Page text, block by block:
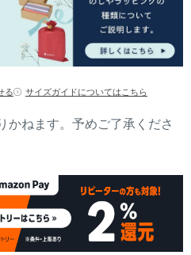
る サイズガイドについてはこちら
かねます。予めご了承くださ